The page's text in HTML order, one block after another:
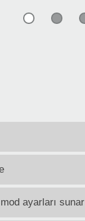
ayarları sunar